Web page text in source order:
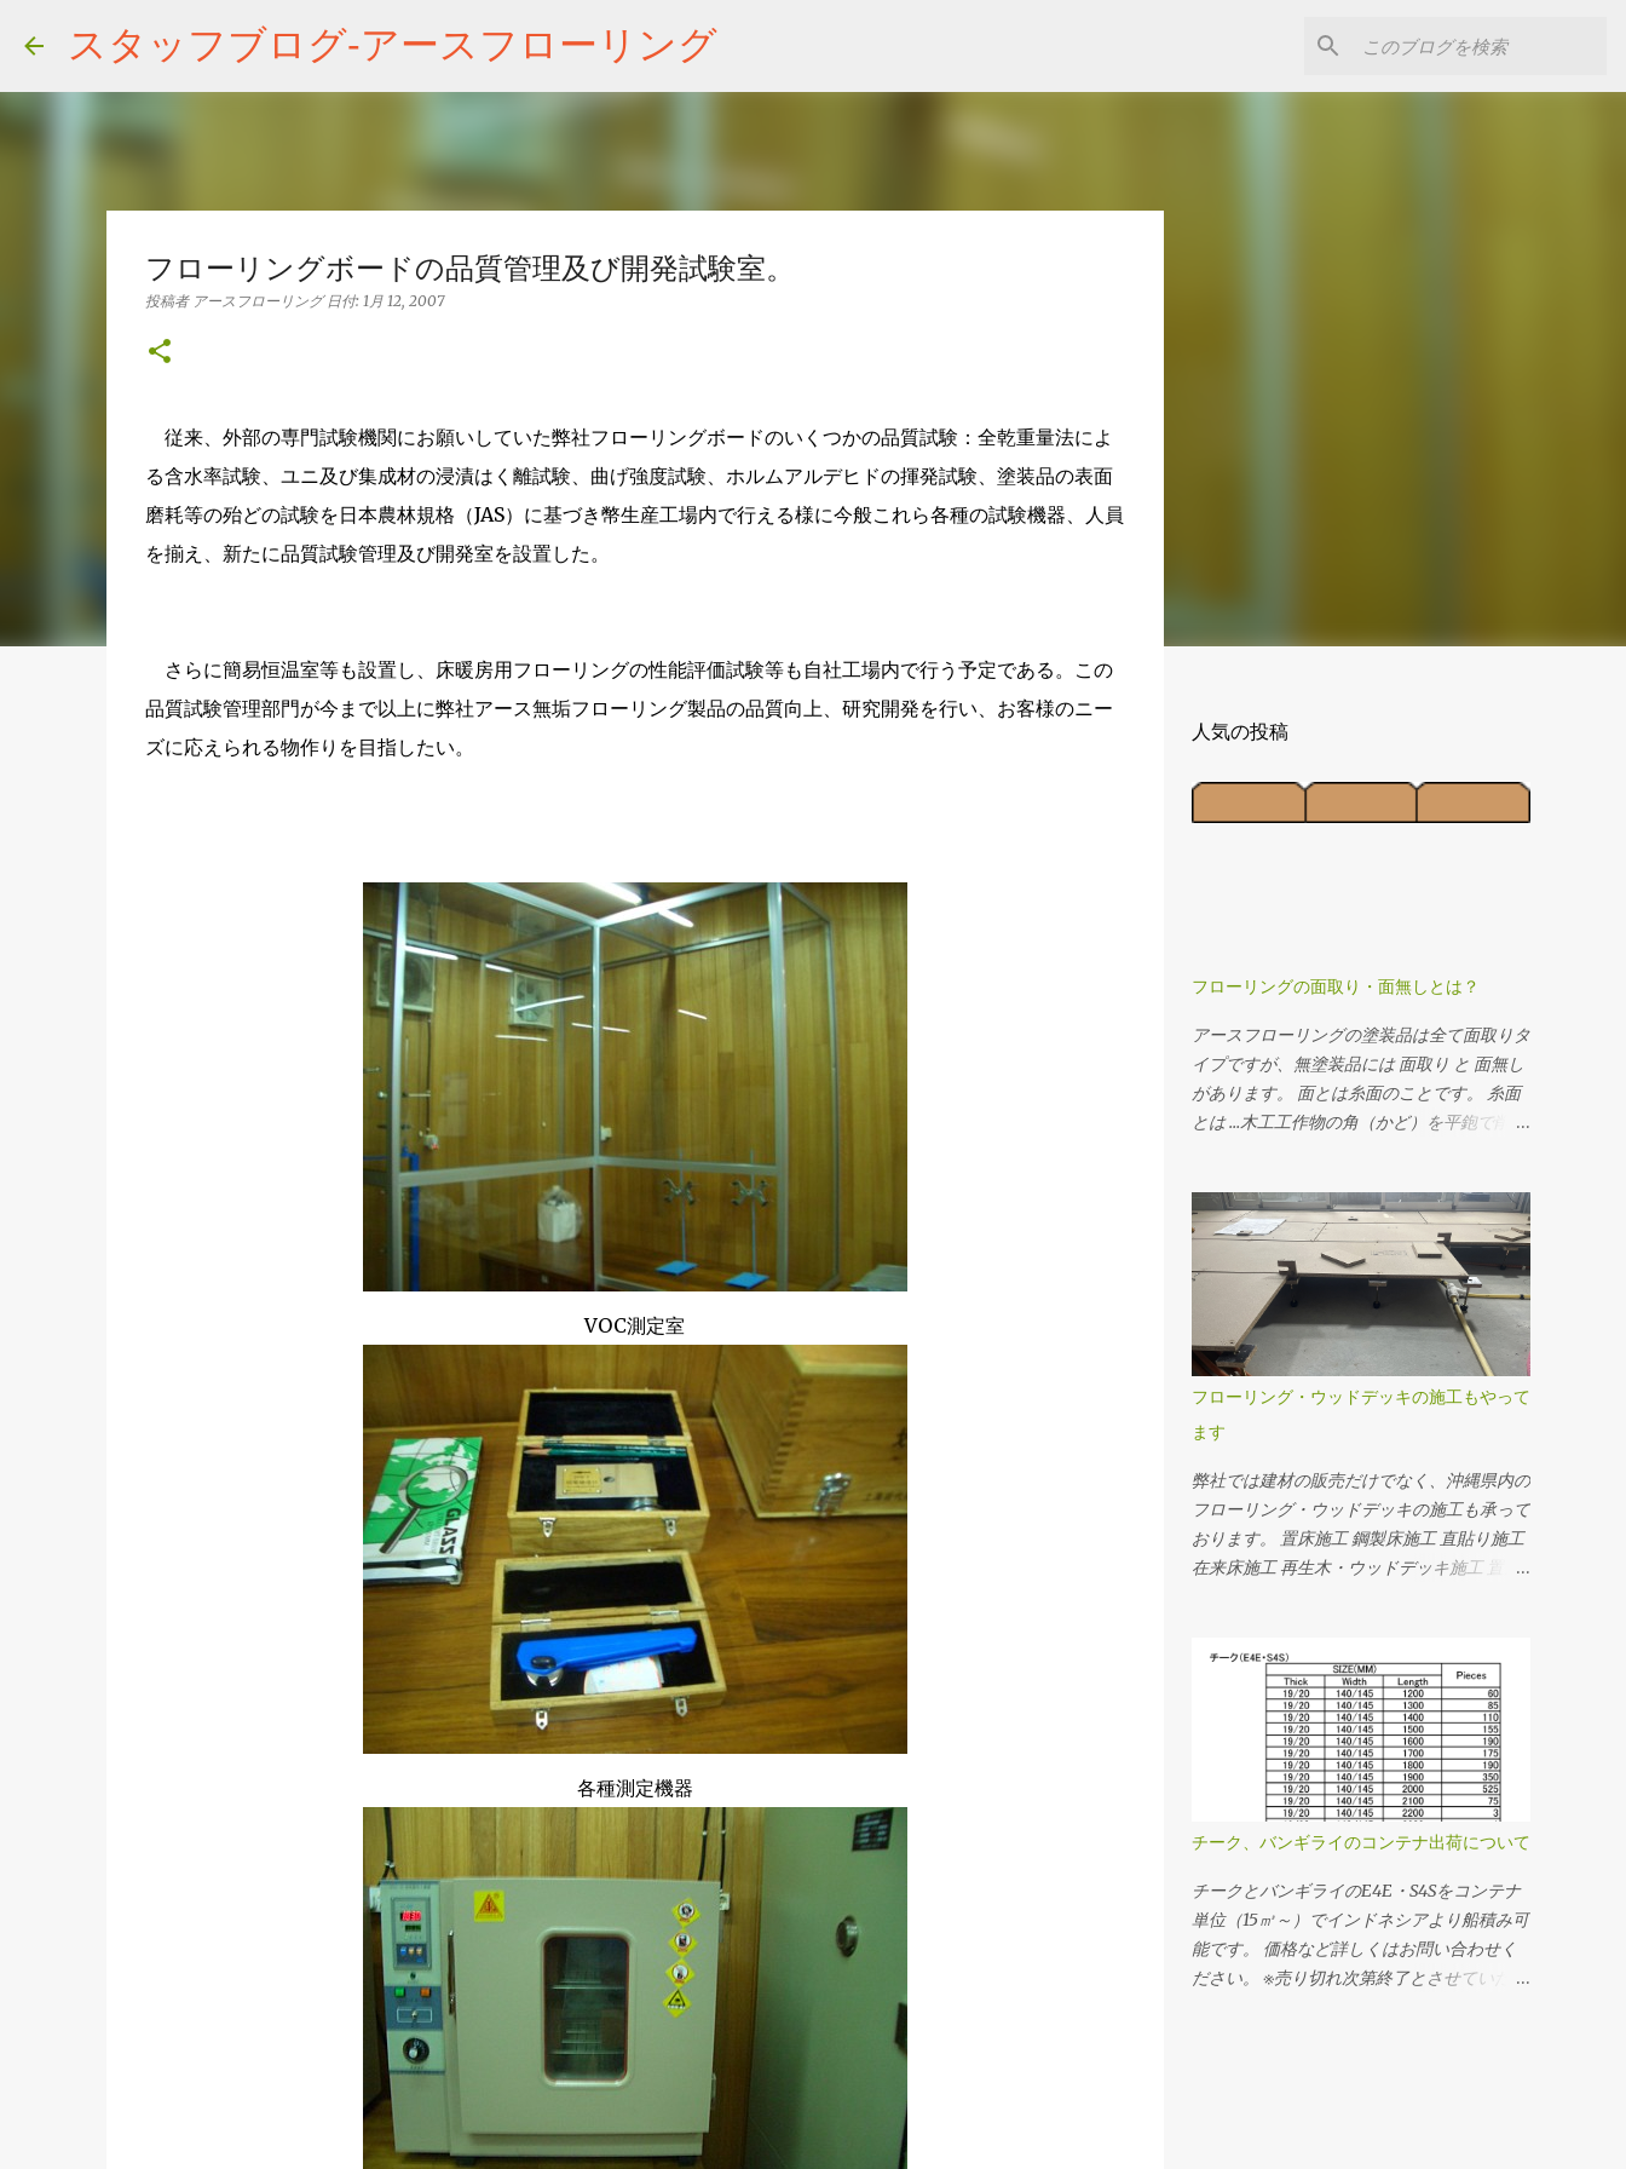
スキップしてメイン コンテンツに移動
スタッフブログ‐アースフローリング
フローリングボードの品質管理及び開発試験室。
投稿者 アースフローリング 日付: 1月 12, 2007
従来、外部の専門試験機関にお願いしていた弊社フローリングボードのいくつかの品質試験：全乾重量法によ
る含水率試験、ユニ及び集成材の浸漬はく離試験、曲げ強度試験、ホルムアルデヒドの揮発試験、塗装品の表面
磨耗等の殆どの試験を日本農林規格（JAS）に基づき幣生産工場内で行える様に今般これら各種の試験機器、人員
を揃え、新たに品質試験管理及び開発室を設置した。
さらに簡易恒温室等も設置し、床暖房用フローリングの性能評価試験等も自社工場内で行う予定である。この
品質試験管理部門が今まで以上に弊社アース無垢フローリング製品の品質向上、研究開発を行い、お客様のニー
ズに応えられる物作りを目指したい。
VOC測定室
各種測定機器
人気の投稿
フローリングの面取り・面無しとは？
アースフローリングの塗装品は全て面取りタ
イプですが、無塗装品には 面取り と 面無し
があります。 面とは糸面のことです。 糸面
とは …木工工作物の角（かど）を平鉋で削っ
ローリングを並べるとわずかに溝ができま
す。横から見るとこんな感じ。 角がとられ
ているので少し丸くなっているのが分かりま
す。 --- 面無し ----------- 面無しと
は、角がそのままの状態。 フローリングを
並べると隙間がありません。横から見るとこ
んな感じ。 角がそのまま残っています。 面
無しの無垢フローリングを施工するときは、
まずはお部屋全体にフローリングを貼り、貼
り終わった後発生した目違いをなくすため
に、ドラムサンダーやディスクサンダーでフ
ローリングの表面を研磨して平らにした後、
それぞれの好みの塗装で仕上げます。 日本
す。 お問い合わせ｜アースフローリング
フローリング・ウッドデッキの施工もやって
ます
弊社では建材の販売だけでなく、沖縄県内の
フローリング・ウッドデッキの施工も承って
おります。 置床施工 鋼製床施工 直貼り施工
在来床施工 再生木・ウッドデッキ施工 置床
グ・ウッドデッキの専門店｜アースフローリ
チーク、バンギライのコンテナ出荷について
チークとバンギライのE4E・S4Sをコンテナ
単位（15㎥～）でインドネシアより船積み可
能です。 価格など詳しくはお問い合わせく
ださい。 ※売り切れ次第終了とさせていただ